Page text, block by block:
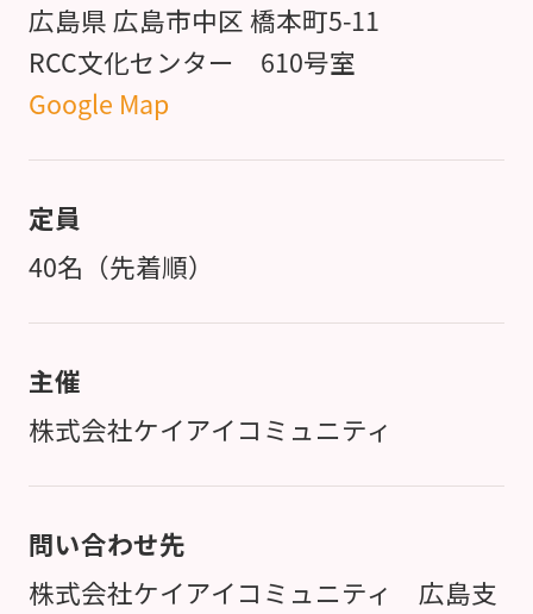
広島県 広島市中区 橋本町5-11
RCC文化センター 610号室
Google Map
定員
40名（先着順）
主催
株式会社ケイアイコミュニティ
問い合わせ先
株式会社ケイアイコミュニティ 広島支